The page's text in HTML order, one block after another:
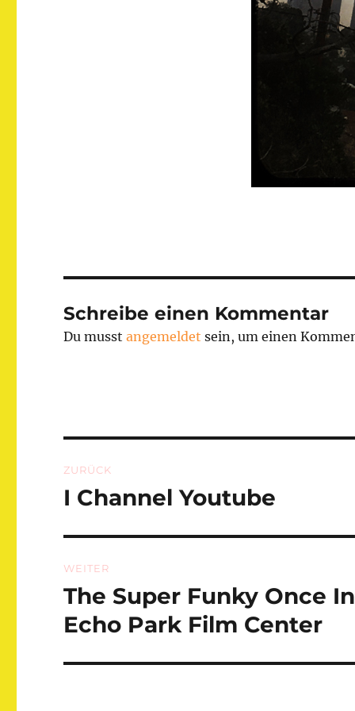
Schreibe einen Kommentar
Du musstangemeldet sein, um einen
ZURÜCK
Vorheriger
I Channel Youtube
WEITER
Nächster
Beitrag:
The Super Funky Once
Echo Park Film Center